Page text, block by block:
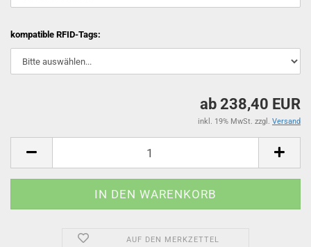
kompatible RFID-Tags:
ab 238,40 EUR
inkl. 19% MwSt. zzgl. Versand
AUF DEN MERKZETTEL